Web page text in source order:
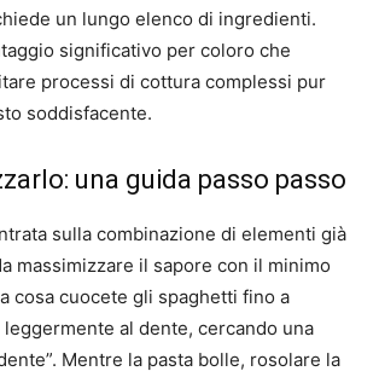
un lungo elenco di ingredienti.
significativo per coloro che
processi di cottura complessi pur
soddisfacente.
una guida passo passo
sulla combinazione di elementi già
massimizzare il sapore con il minimo
cosa cuocete gli spaghetti fino a
al dente, cercando una
Mentre la pasta bolle, rosolare la